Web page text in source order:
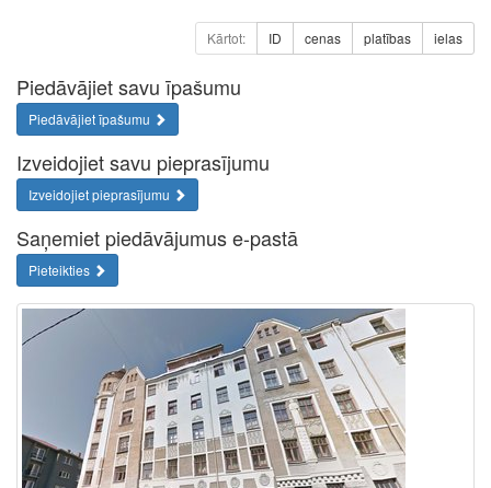
Kārtot: ID cenas platības ielas
Piedāvājiet savu īpašumu
Piedāvājiet īpašumu
Izveidojiet savu pieprasījumu
Izveidojiet pieprasījumu
Saņemiet piedāvājumus e-pastā
Pieteikties